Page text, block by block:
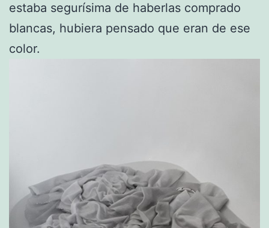
estaba segurísima de haberlas comprado
blancas, hubiera pensado que eran de ese
color.